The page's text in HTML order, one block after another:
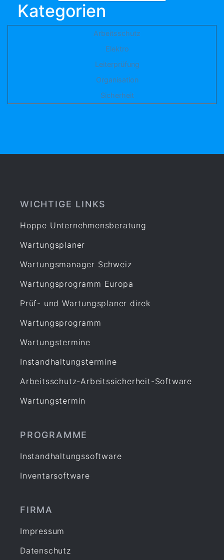
Kategorien
Arbeitsschutz
Elektro
Leiterprüfung
Organisation
Sicherheit
WICHTIGE LINKS
Hoppe Unternehmensberatung
Wartungsplaner
Wartungsmanager Schweiz
Wartungsprogramm Europa
Prüf- und Wartungsplaner direk
Wartungsprogramm
Wartungstermine
Instandhaltungstermine
Arbeitsschutz-Arbeitssicherheit-Software
Wartungstermin
PROGRAMME
Instandhaltungssoftware
Inventarsoftware
FIRMA
Impressum
Datenschutz